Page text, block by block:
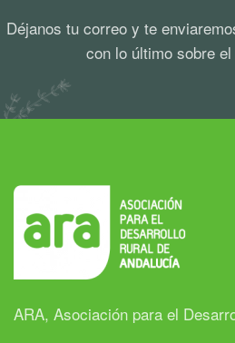
Déjanos tu correo y te
con lo último sobre
ARA, Asociación para el